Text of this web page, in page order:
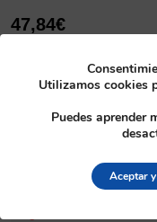
47,84€
Con.Rod
Añadir al carrito
Utilizamos cookies
Puedes aprender
Aceptar